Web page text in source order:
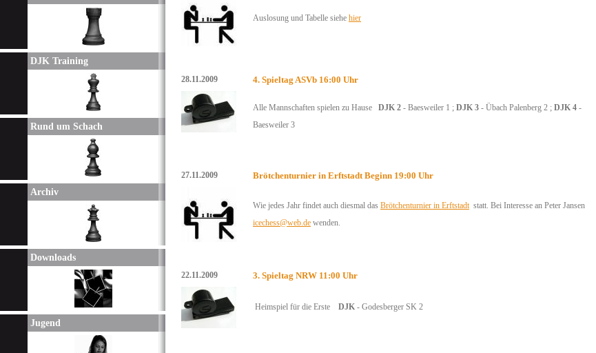
DJK Training
Rund um Schach
Archiv
Downloads
Jugend
Auslosung und Tabelle siehe hier
28.11.2009 4. Spieltag ASVb 16:00 Uhr
Alle Mannschaften spielen zu Hause DJK 2 - Baesweiler 1 ; DJK 3 - Übach Palenberg 2 ; DJK 4 -
Baesweiler 3
27.11.2009 Brötchenturnier in Erftstadt Beginn 19:00 Uhr
Wie jedes Jahr findet auch diesmal das Brötchenturnier in Erftstadtstatt. Bei Interesse an Peter Jansen
icechess@web.de wenden.
22.11.2009 3. Spieltag NRW 11:00 Uhr
Heimspiel für die Erste DJK - Godesberger SK 2